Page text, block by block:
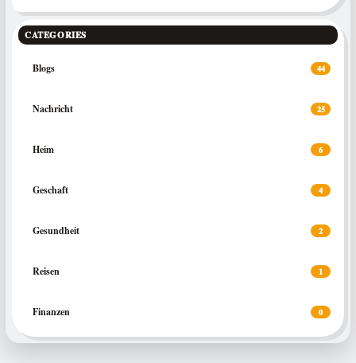
CATEGORIES
Blogs 44
Nachricht 25
Heim 6
Geschaft 4
Gesundheit 2
Reisen 1
Finanzen 0